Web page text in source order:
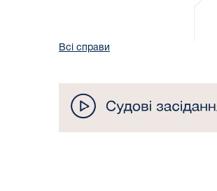
Всі справи